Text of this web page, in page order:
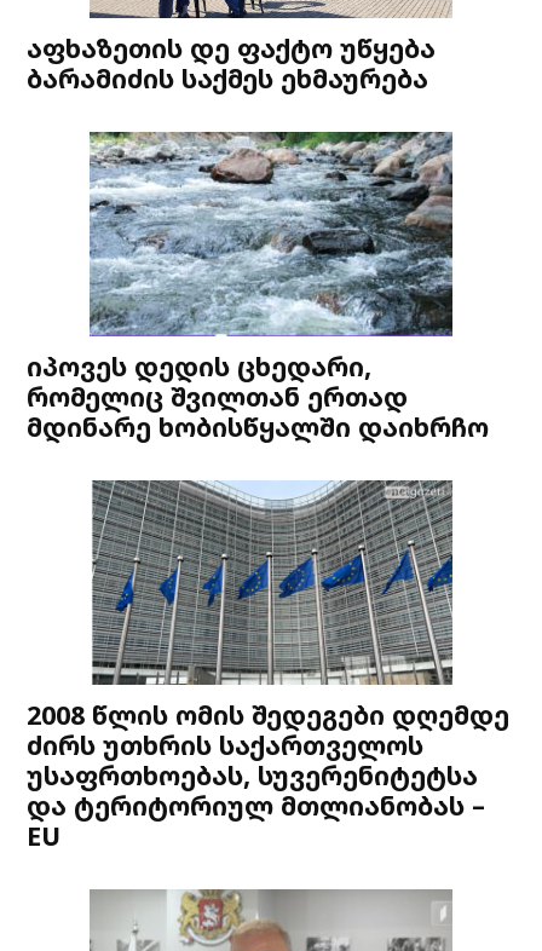
აფხაზეთის დე ფაქტო უწყება
ბარამიძის საქმეს ეხმაურება
იპოვეს დედის ცხედარი,
რომელიც შვილთან ერთად
მდინარე ხობისწყალში დაიხრჩო
2008 წლის ომის შედეგები დღემდე
ძირს უთხრის საქართველოს
უსაფრთხოებას, სუვერენიტეტსა
და ტერიტორიულ მთლიანობას –
EU